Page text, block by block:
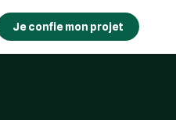
Je confie mon projet